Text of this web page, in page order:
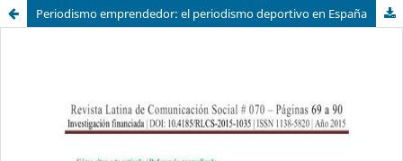
Periodismo emprendedor: el periodismo deportivo en España